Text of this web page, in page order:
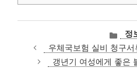
카
테
고
리
정
우체국보험 실비 청구
갱년기 여성에게 좋은